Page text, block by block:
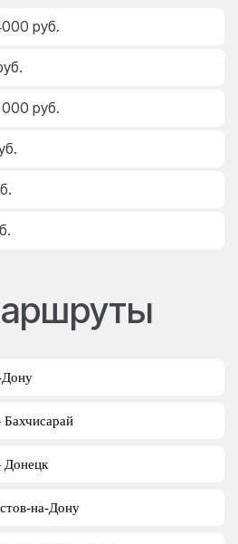
руб.
руб.
Дону
Донецк
на-Дону